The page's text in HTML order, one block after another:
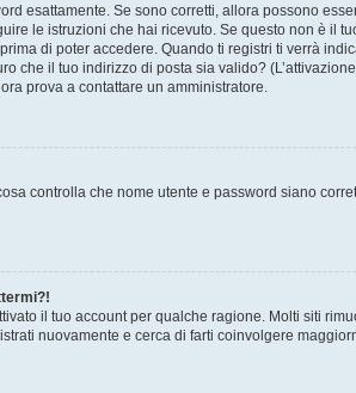
esattamente. Se sono corretti, allora possono
le istruzioni che hai ricevuto. Se questo non è il
di poter accedere. Quando ti registri ti verrà
che il tuo indirizzo di posta sia valido?
prova a contattare un amministratore.
controlla che nome utente e password siano
il tuo account per qualche ragione. Molti siti
nuovamente e cerca di farti coinvolgere